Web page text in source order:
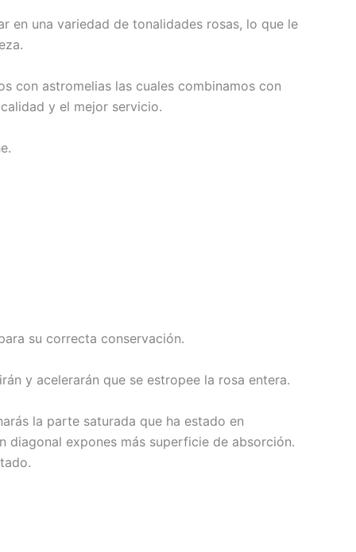
en una variedad de tonalidades rosas, lo que le
con astromelias las cuales combinamos con
y el mejor servicio.
su correcta conservación.
y acelerarán que se estropee la rosa entera.
la parte saturada que ha estado en
diagonal expones más superficie de absorción.